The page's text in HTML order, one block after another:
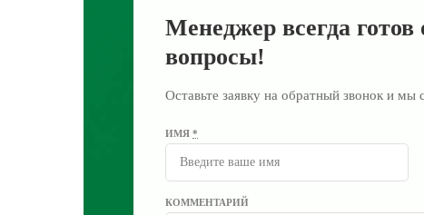
Менеджер всегда
вопросы!
Оставьте заявку на обратный звонок и мы
ИМЯ *
КОММЕНТАРИЙ